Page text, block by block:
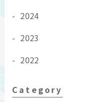
2024
2023
2022
Category